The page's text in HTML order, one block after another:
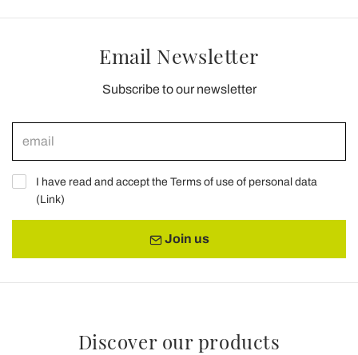
Email Newsletter
Subscribe to our newsletter
I have read and accept the Terms of use of personal data
(Link)
Join us
Discover our products